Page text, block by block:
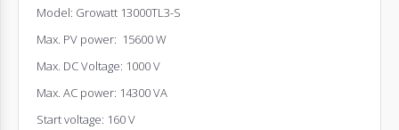
Model: Growatt 13000TL3-S
Max. PV power: 15600 W
Max. DC Voltage: 1000 V
Max. AC power: 14300 VA
Start voltage: 160 V